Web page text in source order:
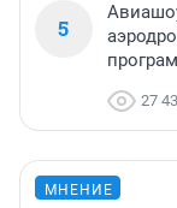
5
27
МНЕНИЕ